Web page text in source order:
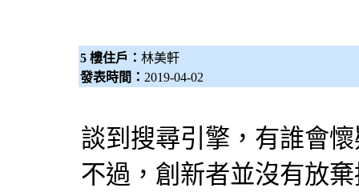
5 樓住戶： 林美軒
發表時間： 2019-04-02
談到 搜尋引擎 ，有誰會
不過，創新者並沒有放